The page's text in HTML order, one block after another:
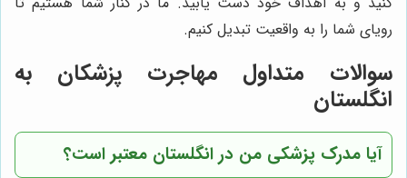
رویای شما را به واقعیت تبدیل کنیم.
سوالات متداول مهاجرت پزشکان به
انگلستان
آیا مدرک پزشکی من در انگلستان معتبر است؟